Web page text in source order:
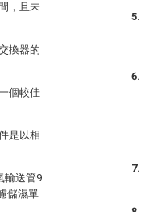
，且未
換器的
個較佳
是以相
輸送管9
儲濕單